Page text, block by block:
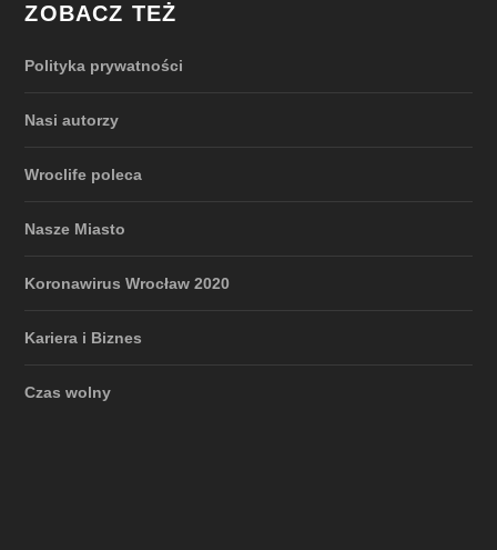
ZOBACZ TEŻ
Polityka prywatności
Nasi autorzy
Wroclife poleca
Nasze Miasto
Koronawirus Wrocław 2020
Kariera i Biznes
Czas wolny